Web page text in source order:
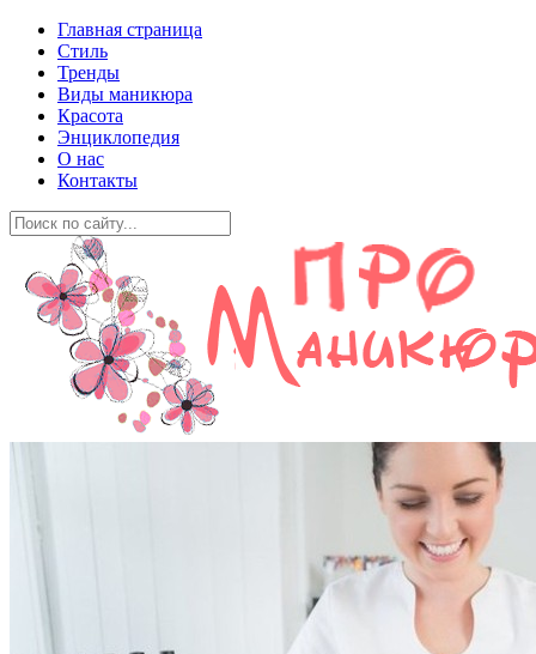
Главная страница
Стиль
Тренды
Виды маникюра
Красота
Энциклопедия
О нас
Контакты